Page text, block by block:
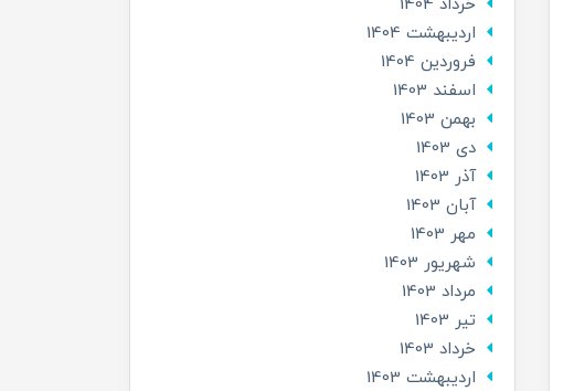
ارديبهشت 1404
فروردین 1404
اسفند 1403
بهمن 1403
دی 1403
آذر 1403
آبان 1403
مهر 1403
شهریور 1403
مرداد 1403
تير 1403
خرداد 1403
ارديبهشت 1403